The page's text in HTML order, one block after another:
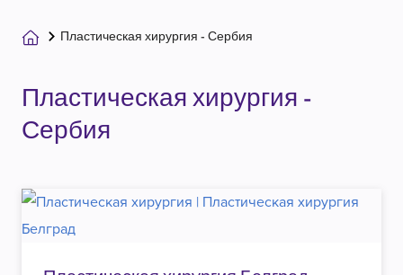
Пластическая хирургия - Сербия
Пластическая хирургия -
Сербия